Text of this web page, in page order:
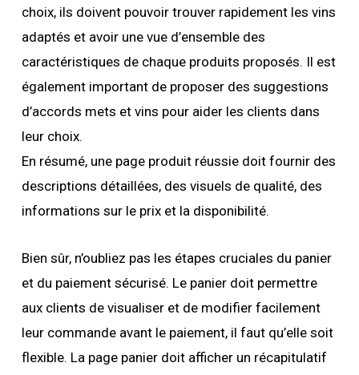
choix, ils doivent pouvoir trouver rapidement les vins
adaptés et avoir une vue d’ensemble des
caractéristiques de chaque produits proposés. Il est
également important de proposer des suggestions
d’accords mets et vins pour aider les clients dans
leur choix.
En résumé, une page produit réussie doit fournir des
descriptions détaillées, des visuels de qualité, des
informations sur le prix et la disponibilité.
Bien sûr, n’oubliez pas les étapes cruciales du panier
et du paiement sécurisé. Le panier doit permettre
aux clients de visualiser et de modifier facilement
leur commande avant le paiement, il faut qu’elle soit
flexible. La page panier doit afficher un récapitulatif